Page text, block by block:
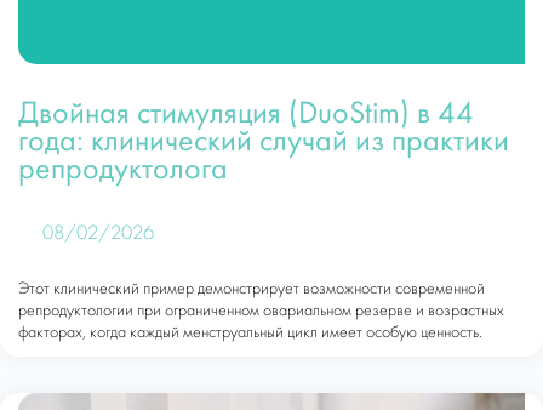
Двойная стимуляция (DuoStim) в 44
года: клинический случай из практики
репродуктолога
08/02/2026
Этот клинический пример демонстрирует возможности современной
репродуктологии при ограниченном овариальном резерве и возрастных
факторах, когда каждый менструальный цикл имеет особую ценность.